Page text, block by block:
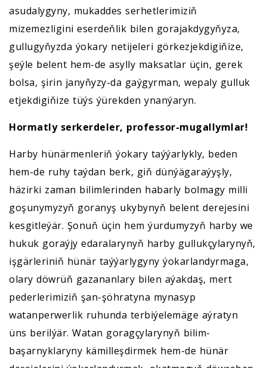
asudalygyny, mukaddes serhetlerimiziň
mizemezligini eserdeňlik bilen gorajakdygyňyza,
gullugyňyzda ýokary netijeleri görkezjekdigiňize,
şeýle belent hem-de asylly maksatlar üçin, gerek
bolsa, şirin janyňyzy-da gaýgyrman, wepaly gulluk
etjekdigiňize tüýs ýürekden ynanýaryn.
Hormatly serkerdeler, professor-mugallymlar!
Harby hünärmenleriň ýokary taýýarlykly, beden
hem-de ruhy taýdan berk, giň dünýägaraýyşly,
häzirki zaman bilimlerinden habarly bolmagy milli
goşunymyzyň goranyş ukybynyň belent derejesini
kesgitleýär. Şonuň üçin hem ýurdumyzyň harby we
hukuk goraýjy edaralarynyň harby gullukçylarynyň,
işgärleriniň hünär taýýarlygyny ýokarlandyrmaga,
olary döwrüň gazananlary bilen aýakdaş, mert
pederlerimiziň şan-şöhratyna mynasyp
watanperwerlik ruhunda terbiýelemäge aýratyn
üns berilýär. Watan goragçylarynyň bilim-
başarnyklaryny kämilleşdirmek hem-de hünär